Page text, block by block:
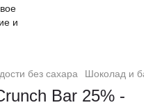
без сахара Шоколад и
Bar 25% -